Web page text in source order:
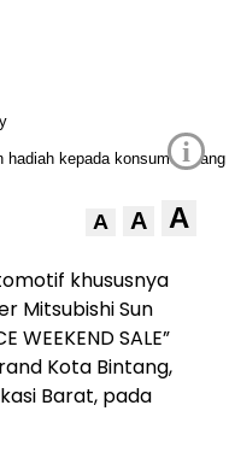
i
A A A
khususnya
Mitsubishi Sun
WEEKEND SALE”
Kota Bintang,
Barat, pada